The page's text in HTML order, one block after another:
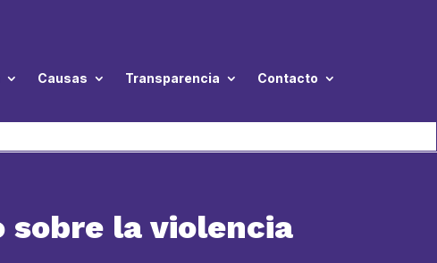
Causas Transparencia Contacto
sobre la violencia